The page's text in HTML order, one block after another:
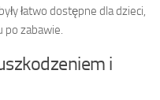
łatwo dostępne dla dzieci,
zabawie.
i